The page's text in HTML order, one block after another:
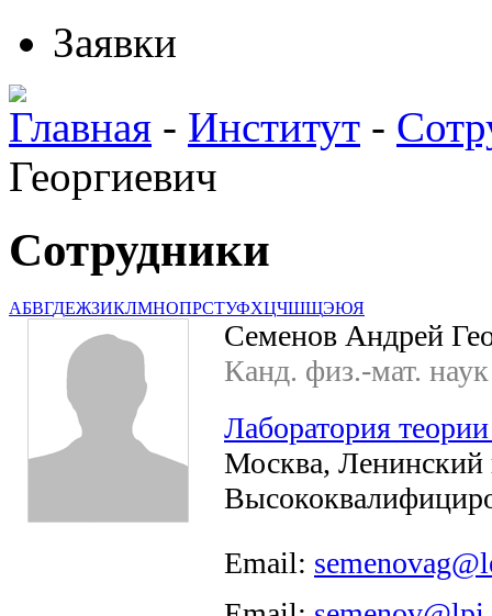
Заявки
Главная - Институт -
Георгиевич
Сотрудники
АБВГДЕЖЗИКЛМНОПРСТУФХЦЧШЩЭЮЯ
Семенов Андрей
Канд. физ.-мат. наук
Лаборатория
Москва, Ленинский
Email: